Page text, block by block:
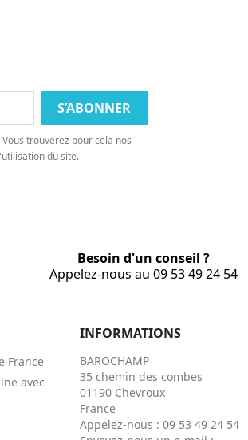
trouverez pour cela nos
du site.
Besoin d'un conseil ?
Appelez-nous au 09 53 49 24 54
France
avec
INFORMATIONS
BAROCHAMP
35 chemin des combes
01190 Chevroux
France
Appelez-nous : 09 53 49 24 54